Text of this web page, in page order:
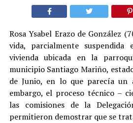
Rosa Ysabel Erazo de González
vida, parcialmente
vivienda ubicada en la
municipio Santiago Mariño,
de Junio, en lo que parecía un
embargo, el proceso técnico –
las comisiones de la
permitieron demostrar que se